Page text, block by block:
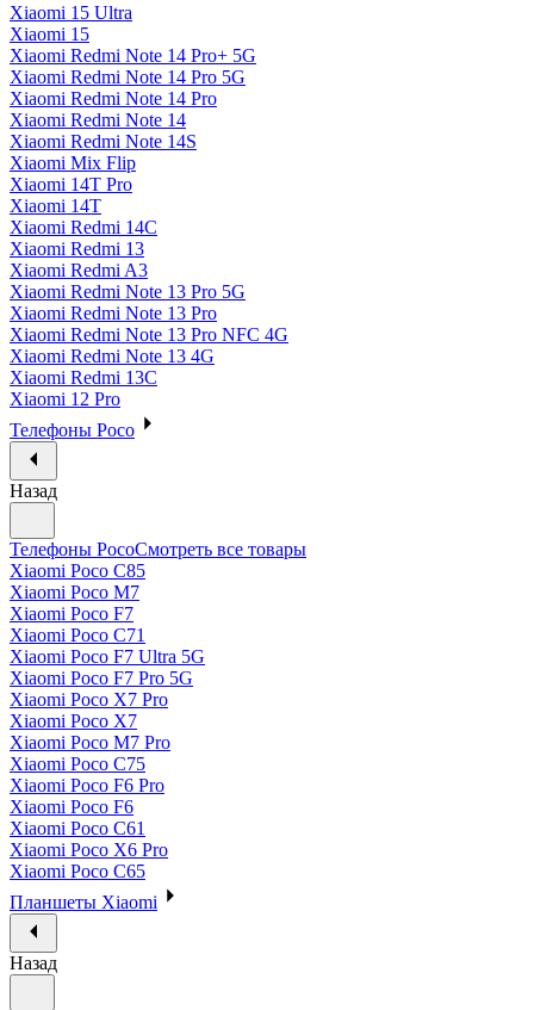
Xiaomi 15 Ultra
Xiaomi 15
Xiaomi Redmi Note 14 Pro+ 5G
Xiaomi Redmi Note 14 Pro 5G
Xiaomi Redmi Note 14 Pro
Xiaomi Redmi Note 14
Xiaomi Redmi Note 14S
Xiaomi Mix Flip
Xiaomi 14T Pro
Xiaomi 14T
Xiaomi Redmi 14C
Xiaomi Redmi 13
Xiaomi Redmi A3
Xiaomi Redmi Note 13 Pro 5G
Xiaomi Redmi Note 13 Pro
Xiaomi Redmi Note 13 Pro NFC 4G
Xiaomi Redmi Note 13 4G
Xiaomi Redmi 13C
Xiaomi 12 Pro
Телефоны Poco
Назад
Телефоны PocoСмотреть все товары
Xiaomi Poco C85
Xiaomi Poco M7
Xiaomi Poco F7
Xiaomi Poco C71
Xiaomi Poco F7 Ultra 5G
Xiaomi Poco F7 Pro 5G
Xiaomi Poco X7 Pro
Xiaomi Poco X7
Xiaomi Poco M7 Pro
Xiaomi Poco C75
Xiaomi Poco F6 Pro
Xiaomi Poco F6
Xiaomi Poco C61
Xiaomi Poco X6 Pro
Xiaomi Poco C65
Планшеты Xiaomi
Назад